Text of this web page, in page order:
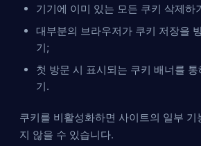
기기에 이미 있는 모든 쿠키 삭제하
대부분의 브라우저가 쿠키 저장을
기;
첫 방문 시 표시되는 쿠키 배너를
기.
쿠키를 비활성화하면 사이트의 일부
지 않을 수 있습니다.